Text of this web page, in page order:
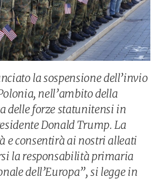
la sospensione dell’invio
nell’ambito della
delle forze statunitensi in
Donald Trump. La
e consentirà ai nostri alleati
la responsabilità primaria
dell’Europa”, si legge in